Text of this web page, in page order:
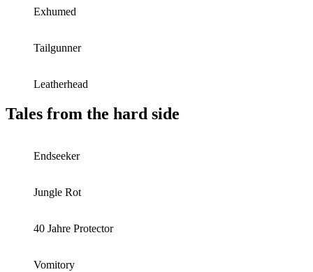
Exhumed
Tailgunner
Leatherhead
Tales from the hard side
Endseeker
Jungle Rot
40 Jahre Protector
Vomitory